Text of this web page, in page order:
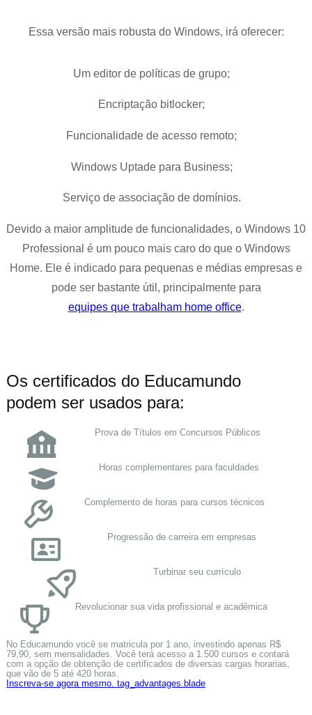
Essa versão mais robusta do Windows, irá oferecer:
Um editor de políticas de grupo;
Encriptação bitlocker;
Funcionalidade de acesso remoto;
Windows Uptade para Business;
Serviço de associação de domínios.
Devido a maior amplitude de funcionalidades, o Windows 10
Professional é um pouco mais caro do que o Windows
Home. Ele é indicado para pequenas e médias empresas e
pode ser bastante útil, principalmente para
equipes que trabalham home office.
Os certificados do Educamundo
podem ser usados para:
Prova de Títulos em Concursos Públicos
Horas complementares para faculdades
Complemento de horas para cursos técnicos
Progressão de carreira em empresas
Turbinar seu currículo
Revolucionar sua vida profissional e acadêmica
No Educamundo você se matricula por 1 ano, investindo apenas R$
79,90, sem mensalidades. Você terá acesso a 1.500 cursos e contará
com a opção de obtenção de certificados de diversas cargas horarias,
que vão de 5 até 420 horas.
Inscreva-se agora mesmo. tag_advantages.blade